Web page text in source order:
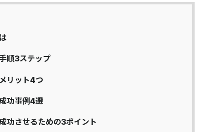
順3ステップ
リット4つ
功事例4選
功させるための3ポイント